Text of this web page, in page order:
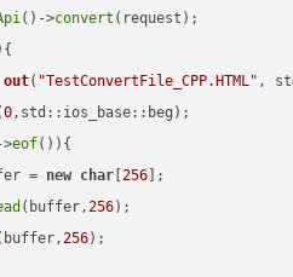
()->convert
out( "TestConvertFile_CPP.HTML" ,
0,std::ios_base::beg);
eof()){
= new char [256 ];
(buffer,256);
256);